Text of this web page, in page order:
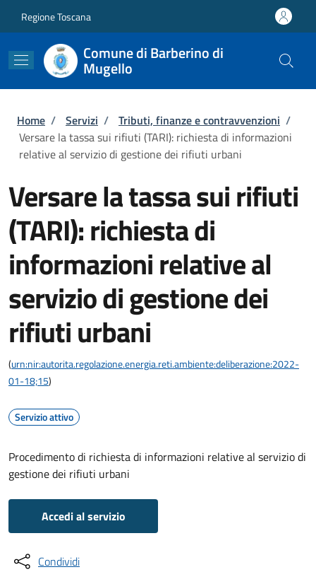
Regione Toscana
Comune di Barberino di
Mugello
Briciole di pane
Home / Servizi / Tributi, finanze e contravvenzioni /
Versare la tassa sui rifiuti (TARI): richiesta di informazioni
relative al servizio di gestione dei rifiuti urbani
Versare la tassa sui rifiuti
(TARI): richiesta di
informazioni relative al
servizio di gestione dei
rifiuti urbani
(urn:nir:autorita.regolazione.energia.reti.ambiente:deliberazione:2022-
01-18;15)
Servizio attivo
Procedimento di richiesta di informazioni relative al servizio di
gestione dei rifiuti urbani
Accedi al servizio
Condividi